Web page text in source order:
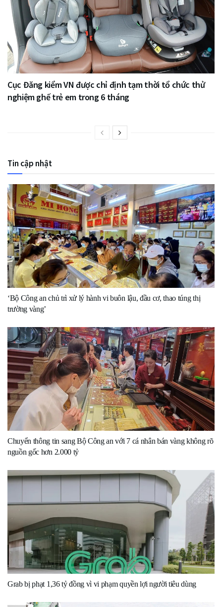
Cục Đăng kiểm VN được chỉ định tạm thời tổ chức thử
nghiệm ghế trẻ em trong 6 tháng
Tin cập nhật
‘Bộ Công an chủ trì xử lý hành vi buôn lậu, đầu cơ, thao túng thị
trường vàng’
Chuyển thông tin sang Bộ Công an với 7 cá nhân bán vàng không rõ
nguồn gốc hơn 2.000 tỷ
Grab bị phạt 1,36 tỷ đồng vì vi phạm quyền lợi người tiêu dùng